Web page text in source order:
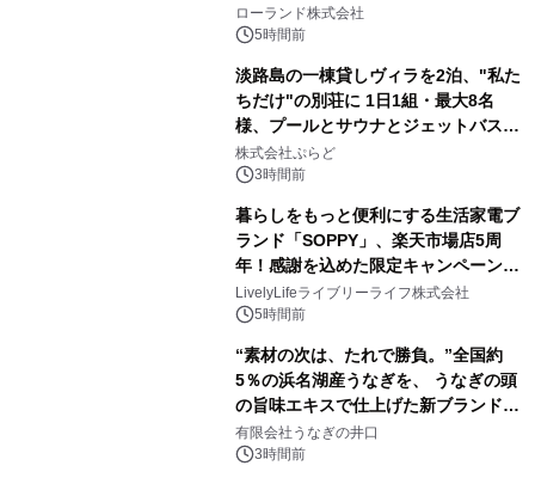
を展示しての 記念キャンペーンを開
催 英国ラジオ「NTS」の 特別プログ
アーティストを フィーチャーしたアニ
メーションを公開～
ローランド株式会社
5時間前
淡路島の一棟貸しヴィラを2泊、"私た
ちだけ"の別荘に 1日1組・最大8名
様、プールとサウナとジェットバス付
きで Villa Mon Temps AWAJIの連泊
素泊りプラン
株式会社ぷらど
3時間前
暮らしをもっと便利にする生活家電ブ
ランド「SOPPY」、楽天市場店5周
年！感謝を込めた限定キャンペーンを
8月10日より開催
LivelyLifeライブリーライフ株式会社
5時間前
“素材の次は、たれで勝負。”全国約
5％の浜名湖産うなぎを、 うなぎの頭
の旨味エキスで仕上げた新ブランド
「井口の誉」誕生
有限会社うなぎの井口
3時間前